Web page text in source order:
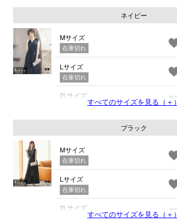
ネイビー
Mサイズ
在庫切れ
Lサイズ
在庫切れ
2Lサイズ
すべてのサイズを見る（＋）
ブラック
Mサイズ
在庫切れ
Lサイズ
在庫切れ
2Lサイズ
すべてのサイズを見る（＋）